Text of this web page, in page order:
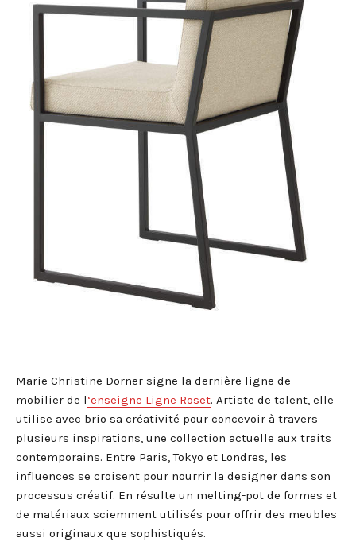
Marie Christine Dorner signe la dernière ligne de
mobilier de l‘enseigne Ligne Roset. Artiste de talent, elle
utilise avec brio sa créativité pour concevoir à travers
plusieurs inspirations, une collection actuelle aux traits
contemporains. Entre Paris, Tokyo et Londres, les
influences se croisent pour nourrir la designer dans son
processus créatif. En résulte un melting-pot de formes et
de matériaux sciemment utilisés pour offrir des meubles
aussi originaux que sophistiqués.